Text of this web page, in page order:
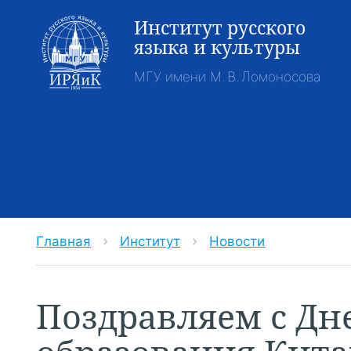
Институт русского
языка и культуры
МГУ имени М. В. Ломоносова
Главная chevron_right Институт chevron_right Новости
Поздравляем с